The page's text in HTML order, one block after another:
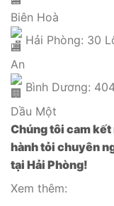
Biên Hoà
Hải Phòng: 30
An
Bình Dương:
Dầu Một
Chúng tôi cam
hành tỏi chuyên
tại Hải Phòng!
Xem thêm: